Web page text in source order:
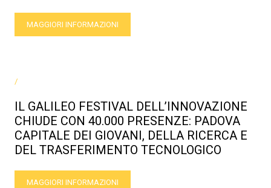
MAGGIORI INFORMAZIONI
/
IL GALILEO FESTIVAL DELL’INNOVAZIONE
CHIUDE CON 40.000 PRESENZE: PADOVA
CAPITALE DEI GIOVANI, DELLA RICERCA E
DEL TRASFERIMENTO TECNOLOGICO
MAGGIORI INFORMAZIONI